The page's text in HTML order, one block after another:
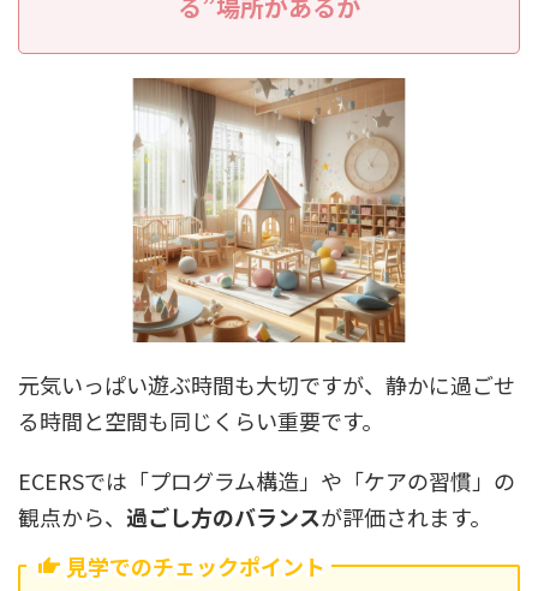
る”場所があるか
元気いっぱい遊ぶ時間も大切ですが、静かに過ごせ
る時間と空間も同じくらい重要です。
ECERSでは「プログラム構造」や「ケアの習慣」の
観点から、 過ごし方のバランスが評価されます。
見学でのチェックポイント